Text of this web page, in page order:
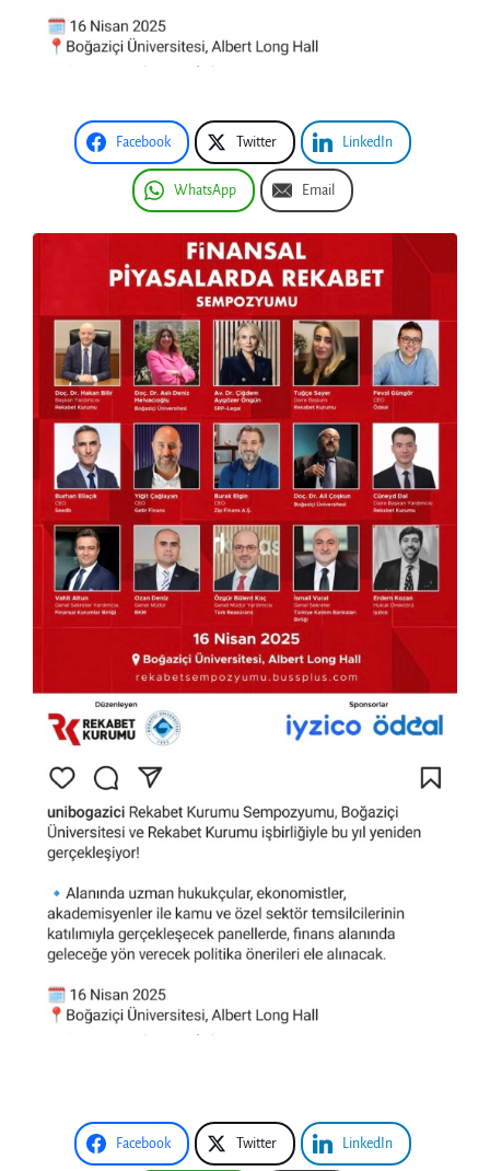
Facebook Twitter LinkedIn
WhatsApp Email
Facebook Twitter LinkedIn